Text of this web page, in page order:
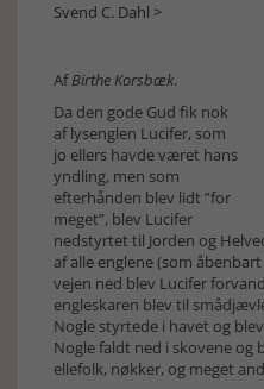
Svend C. Dahl >
AfBirthe Korsbæk.
Da den gode Gud fik nok
af lysenglen Lucifer, som
jo ellers havde været hans
yndling, men som
efterhånden blev lidt ”for
meget”, blev Lucifer
nedstyrtet til Jorden og
af alle englene (som
vejen ned blev Lucifer
engleskaren blev til
Nogle styrtede i havet og
Nogle faldt ned i skovene og
ellefolk, nøkker, og meget